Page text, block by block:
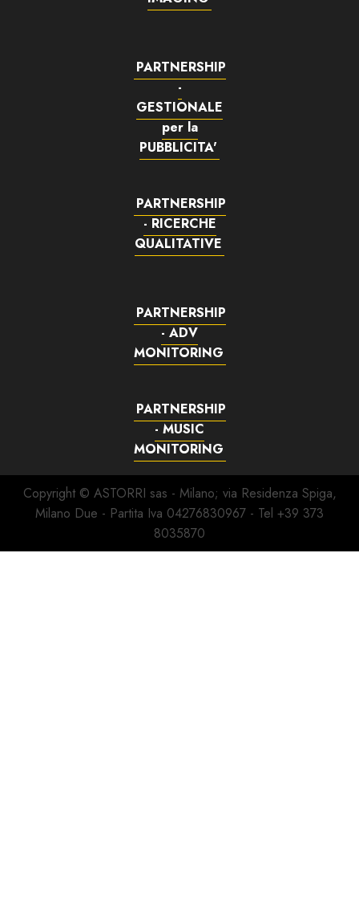
PARTNERSHIP
-
GESTIONALE
per la
PUBBLICITA'
PARTNERSHIP
- RICERCHE
QUALITATIVE
PARTNERSHIP
- ADV
MONITORING
PARTNERSHIP
- MUSIC
MONITORING
Copyright © ASTORRI sas - Milano; via Residenza Spiga,
Milano Due - Partita Iva 04276830967 - Tel +39 373
8035870